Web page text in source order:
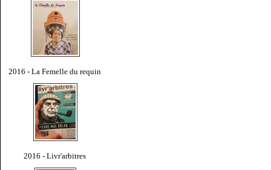
2016 - La Femelle du requin
2016 - Livr'arbitres